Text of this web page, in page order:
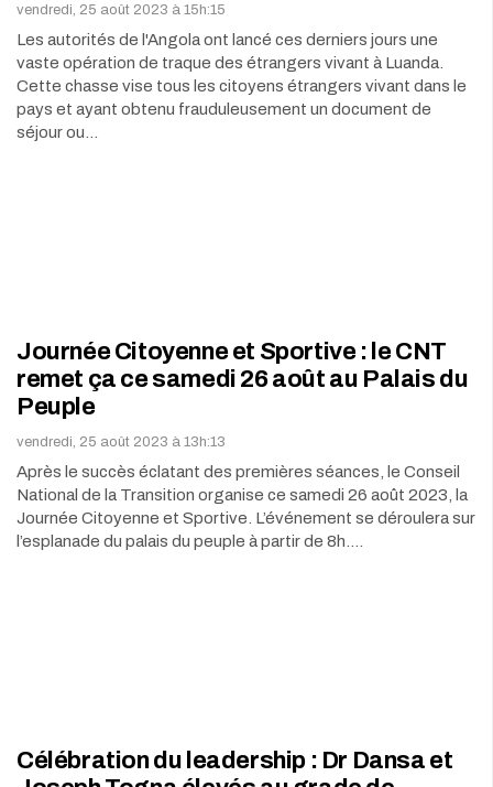
vendredi, 25 août 2023 à 15h:15
Les autorités de l'Angola ont lancé ces derniers jours une
vaste opération de traque des étrangers vivant à Luanda.
Cette chasse vise tous les citoyens étrangers vivant dans le
pays et ayant obtenu frauduleusement un document de
séjour ou…
Journée Citoyenne et Sportive : le CNT
remet ça ce samedi 26 août au Palais du
Peuple
vendredi, 25 août 2023 à 13h:13
Après le succès éclatant des premières séances, le Conseil
National de la Transition organise ce samedi 26 août 2023, la
Journée Citoyenne et Sportive. L’événement se déroulera sur
l’esplanade du palais du peuple à partir de 8h.…
Célébration du leadership : Dr Dansa et